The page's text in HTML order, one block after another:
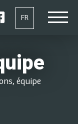
FR
équipe